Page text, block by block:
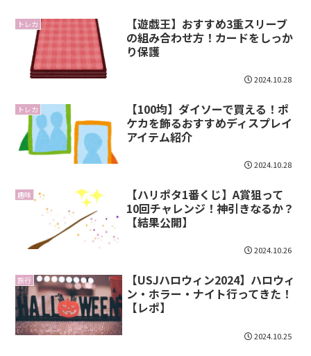
トレカ
【遊戯王】おすすめ3重スリーブ
の組み合わせ方！カードをしっか
り保護
2024.10.28
トレカ
【100均】ダイソーで買える！ポ
ケカを飾るおすすめディスプレイ
アイテム紹介
2024.10.28
趣味
【ハリポタ1番くじ】A賞狙って
10回チャレンジ！神引きなるか？
【結果公開】
2024.10.26
旅行
【USJハロウィン2024】ハロウィ
ン・ホラー・ナイト行ってきた！
【レポ】
2024.10.25